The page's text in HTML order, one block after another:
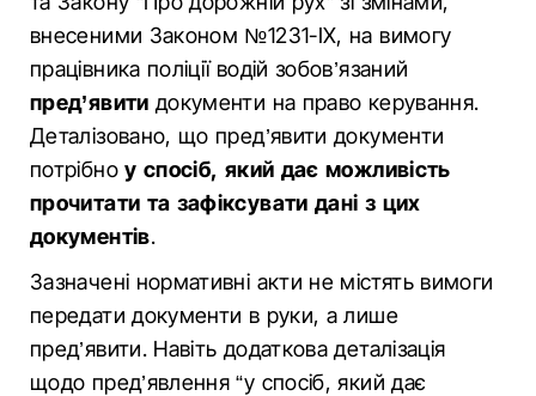
внесеними Законом №1231-IX, на вимогу
працівника поліції водій зобов’язаний
пред’явити документи на право керування.
Деталізовано, що пред’явити документи
потрібноу спосіб, який дає можливість
прочитати та зафіксувати дані з цих
документів.
Зазначені нормативні акти не містять вимоги
передати документи в руки, а лише
пред’явити. Навіть додаткова деталізація
щодо пред’явлення “у спосіб, який дає